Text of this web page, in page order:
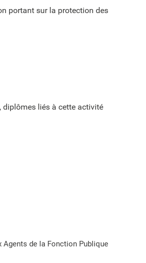
portant sur la protection des
diplômes liés à cette activité
Agents de la Fonction Publique